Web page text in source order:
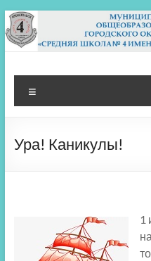
Перейти
к
содержимому
МБОУ СШ
Архангельск
Ура! Каникулы!
1